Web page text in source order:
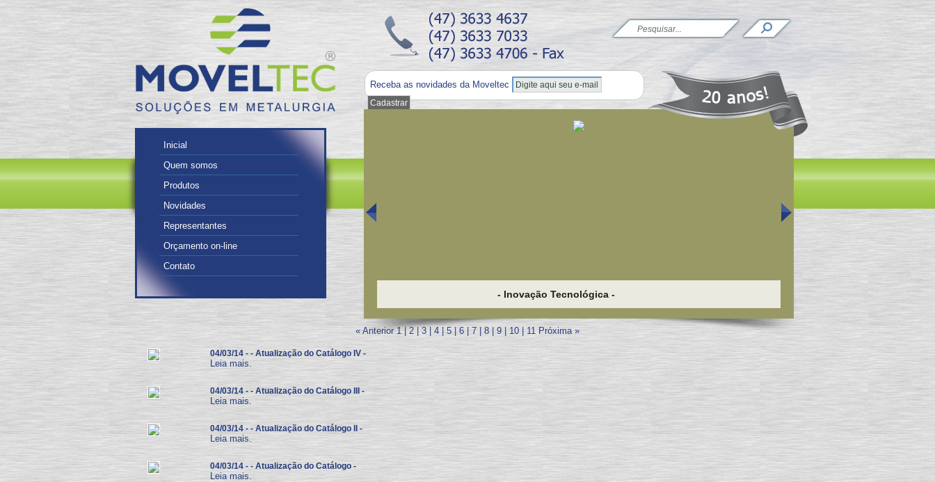
Receba as novidades da Moveltec
- Inovação Tecnológica -
Inicial
Quem somos
Produtos
Novidades
Representantes
Orçamento on-line
Contato
« Anterior 1|2|3 |4 |5 6 7 8 9 10 11 Próxima »
04/03/14 - - Atualização do Catálogo IV -
Leia mais.
04/03/14 - - Atualização do Catálogo III -
Leia mais.
04/03/14 - - Atualização do Catálogo II -
Leia mais.
04/03/14 - - Atualização do Catálogo -
Leia mais.